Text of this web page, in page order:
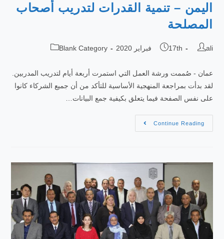
اليمن – تنمية القدرات لتدريب أصحاب
المصلحة
ali 17th فبراير 2020 Blank Category
عمان - صُممت ورشة العمل التي استمرت أربعة أيام لتدريب المدربين.
لقد بدأت بمراجعة المنهجية الأساسية للتأكد من أن جميع الشركاء كانوا
على نفس الصفحة فيما يتعلق بكيفية جمع البيانات…
Continue Reading